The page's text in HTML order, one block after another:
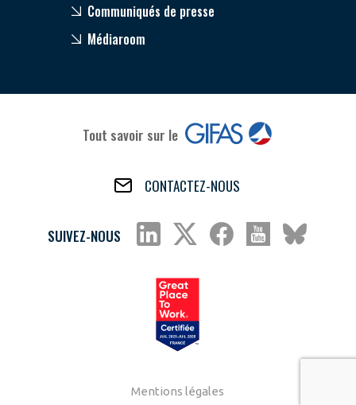
Communiqués de presse
Médiaroom
Tout savoir sur le
CONTACTEZ-NOUS
SUIVEZ-NOUS
Mentions légales